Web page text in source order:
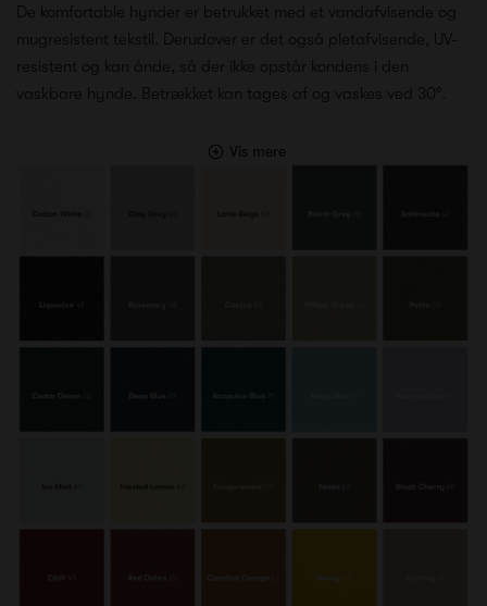
De komfortable hynder er betrukket med et vandafvisende og
mugresistent tekstil. Derudover er det også pletafvisende, UV-
resistent og kan ånde, så der ikke opstår kondens i den
vaskbare hynde. Betrækket kan tages af og vaskes ved 30°.
Vis mere